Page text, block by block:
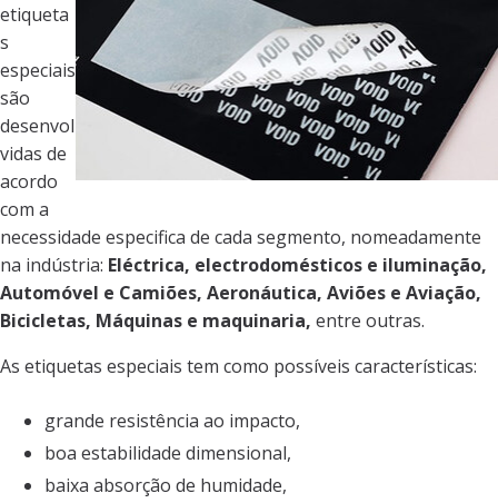
etiqueta
s
especiais
são
desenvol
vidas de
acordo
com a
necessidade especifica de cada segmento, nomeadamente
na indústria: Eléctrica, electrodomésticos e iluminação,
Automóvel e Camiões, Aeronáutica, Aviões e Aviação,
Bicicletas, Máquinas e maquinaria, entre outras.
As etiquetas especiais tem como possíveis características:
grande resistência ao impacto,
boa estabilidade dimensional,
baixa absorção de humidade,